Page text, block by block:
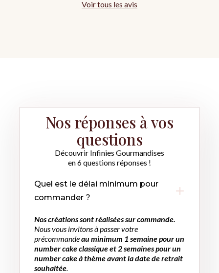
Voir tous les avis
Nos réponses à vos
questions
Découvrir Infinies Gourmandises
en 6 questions réponses !
Quel est le délai minimum pour
commander ?
Nos créations sont réalisées sur commande.
Nous vous invitons à passer votre
précommandeau minimum 1 semaine pour un
number cake classique et 2 semaines pour un
number cake à thème avant la date de retrait
souhaitée